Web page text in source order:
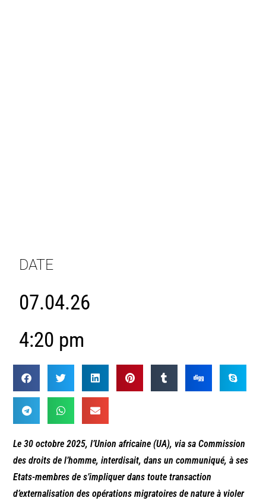
DATE
07.04.26
4:20 pm
Le 30 octobre 2025, l’Union africaine (UA), via sa Commission
des droits de l’homme, interdisait, dans un communiqué, à ses
Etats-membres de s’impliquer dans toute transaction
d’externalisation des opérations migratoires de nature à violer